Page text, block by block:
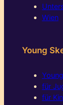
Wien
Young
für
für